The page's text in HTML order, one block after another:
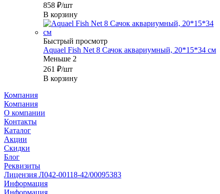
858 ₽/шт
В корзину
Быстрый просмотр
Aquael Fish Net 8 Сачок аквариумный, 20*15*34 см
Меньше 2
261 ₽/шт
В корзину
Компания
Компания
О компании
Контакты
Каталог
Акции
Скидки
Блог
Реквизиты
Лицензия Л042-00118-42/00095383
Информация